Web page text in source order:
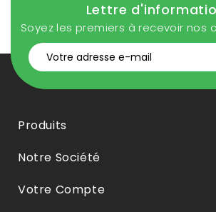
Lettre
Soyez les premiers à recevoir nos
Produits
Notre Société
Votre Compte